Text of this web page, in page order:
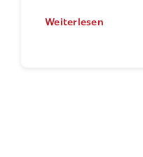
Weiterlesen